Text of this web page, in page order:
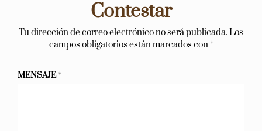
Contestar
Tu dirección de correo electrónico no será publicada.Los
campos obligatorios están marcados con *
MENSAJE*